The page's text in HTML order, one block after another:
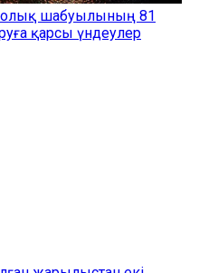
шабуылының 81
қарсы үндеулер